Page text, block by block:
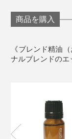
特に「おやすみ
かかるのですが
より深く休めた
注意ください
い。
手についたオ
こぼれた際
ペットのい
ってください。
商品を購入
《ブレンド精油
ナルブレンドの